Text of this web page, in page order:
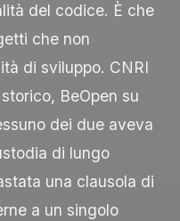
del codice. È che
che non
di sviluppo. CNRI
BeOpen su
dei due aveva
di lungo
una clausola di
a un singolo